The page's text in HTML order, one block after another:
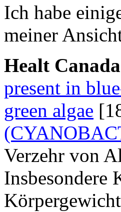
Ich habe
meiner
Healt Canada
present in
green algae
Verzehr von
Insbesondere